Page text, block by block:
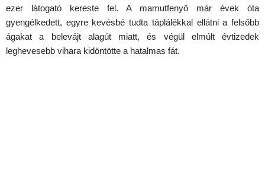
ezer látogató kereste fel. A mamutfenyő már évek óta
gyengélkedett, egyre kevésbé tudta táplálékkal ellátni a felsőbb
ágakat a belevájt alagút miatt, és végül elmúlt évtizedek
leghevesebb vihara kidöntötte a hatalmas fát.